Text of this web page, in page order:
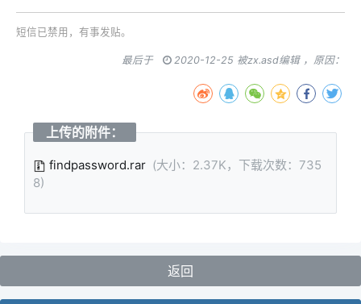
短信已禁用，有事发贴。
最后于 2020-12-25 被zx.asd编辑 ，原因：
上传的附件：
findpassword.rar (大小：2.37K，下载次数：735
8)
返回